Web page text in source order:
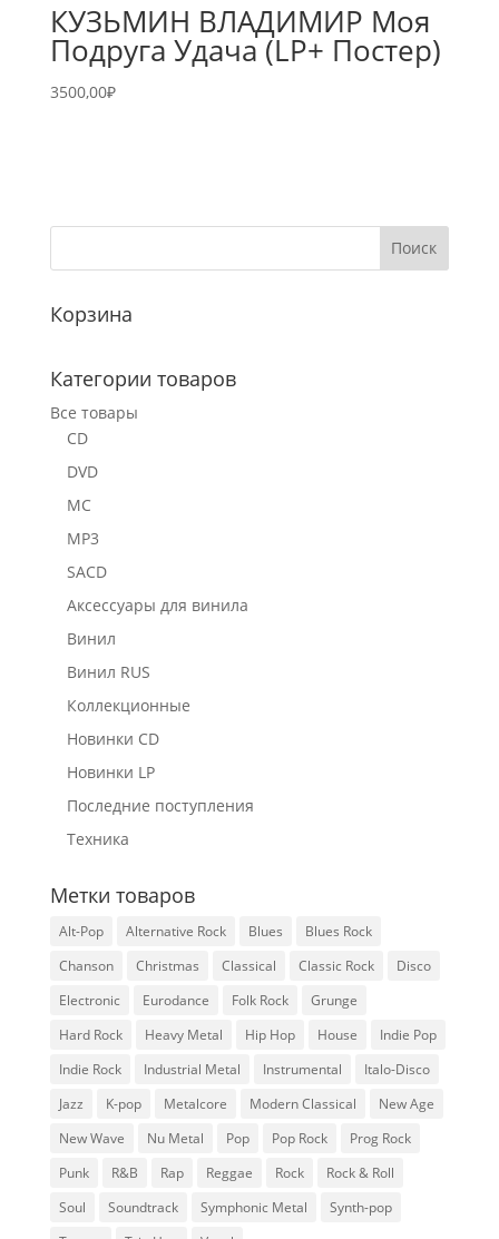
КУЗЬМИН ВЛАДИМИР Моя
Подруга Удача (LP+ Постер)
3500,00₽
Корзина
Категории товаров
Все товары
CD
DVD
MC
MP3
SACD
Аксессуары для винила
Винил
Винил RUS
Коллекционные
Новинки CD
Новинки LP
Последние поступления
Техника
Метки товаров
Alt-Pop Alternative Rock Blues
Blues Rock
Chanson
Christmas Classical Classic Rock
Disco
Electronic
Eurodance Folk Rock
Grunge
Hard Rock
Heavy Metal Hip Hop House
Indie Pop
Indie Rock
Industrial Metal Instrumental
Italo-Disco
Jazz
K-pop Metalcore Modern Classical
New Age
New Wave
Nu Metal Pop Pop Rock
Prog Rock
Punk
R&B Rap Reggae Rock
Rock & Roll
Soul
Soundtrack Symphonic Metal
Synth-pop